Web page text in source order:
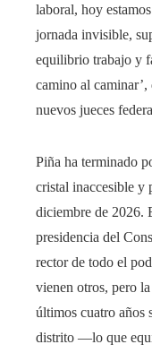
laboral, hoy
jornada invisible,
equilibrio trabajo y
camino al
nuevos jueces
Piña ha terminado
cristal inaccesible y
diciembre de 2026.
presidencia del
rector de todo el
vienen otros, pero
últimos cuatro años
distrito —lo que